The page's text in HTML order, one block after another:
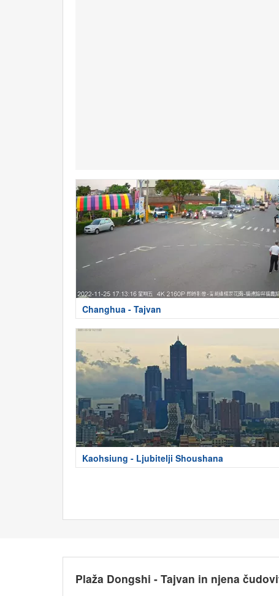
Changhua - Tajvan
Kaohsiung - Ljubitelji Shoushana
Plaža Dongshi - Tajvan in njena